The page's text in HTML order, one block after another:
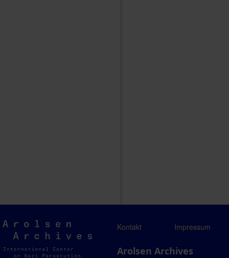
Arolsen
Archives
Kontakt Impressum
Arolsen Archives